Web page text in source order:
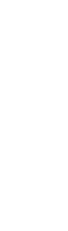
드시 취업한다는
이후 약 7개월
을 겪었습니다.
로 또 한 장의 소
게 생각하던 아내
을 기대하고 있어
) 시작!
보자 등록과 호
방공무원으로 소
무 경험이 있어
주운전 말소 기간
습니다. 오히려
다시 평가받고
국 소방학교 입
예정인 공채자
구나 인생을 살아
다. 저처럼 군 생
빠져 좌절만 하
금 일어나 힘차